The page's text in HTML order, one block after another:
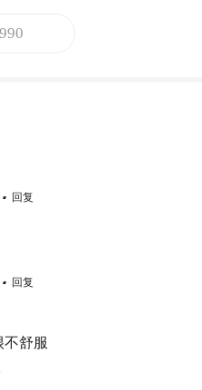
990
回复
回复
舒服